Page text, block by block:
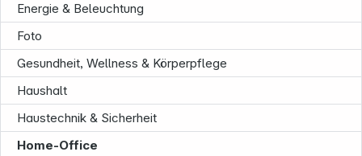
Energie & Beleuchtung
Foto
Gesundheit, Wellness & Körperpflege
Haushalt
Haustechnik & Sicherheit
Home-Office